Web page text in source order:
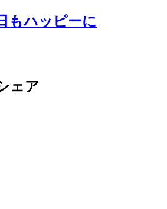
もハッピーに
ェア